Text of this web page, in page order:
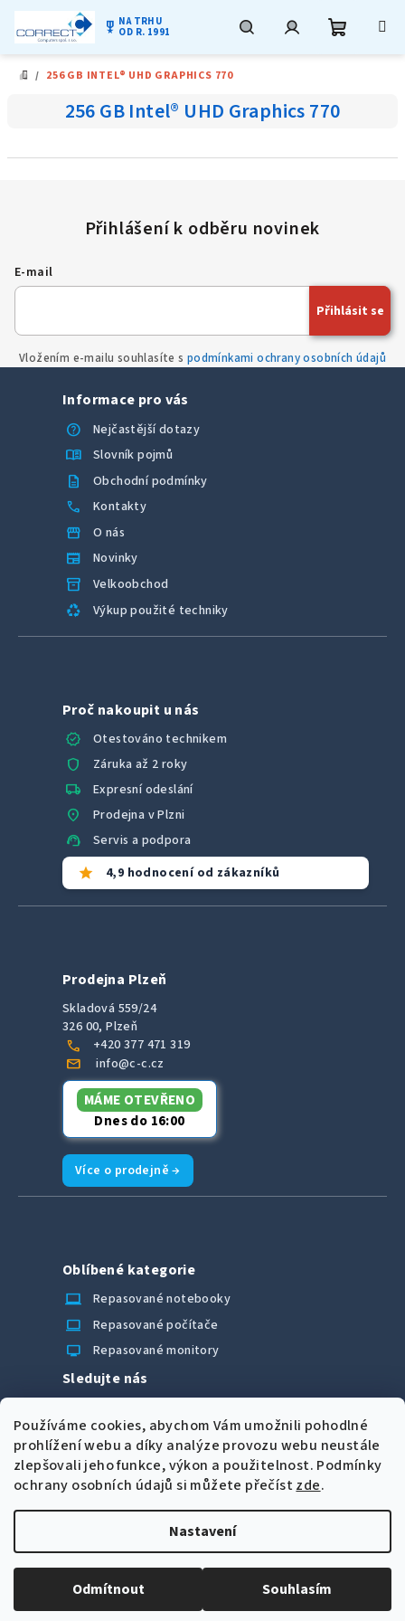
Používáme cookies, abychom Vám umožnili pohodlné
prohlížení webu a díky analýze provozu webu neustále
zlepšovali jeho funkce, výkon a použitelnost. Podmínky
ochrany osobních údajů si můžete přečíst zde.
Nastavení
Odmítnout Souhlasím
military_tech NA TRHU
OD R. 1991
košík
DOMŮ
/ 256 GB INTEL® UHD GRAPHICS 770
256 GB Intel® UHD Graphics 770
E-mail
Vložením e-mailu souhlasíte s podmínkami ochrany osobních údajů
Přihlásit se
Informace pro vás
help
Nejčastější dotazy
menu_book Slovník pojmů
description Obchodní podmínky
call Kontakty
storefront O nás
newspaper Novinky
inventory_2 Velkoobchod
recycling Výkup použité techniky
Proč nakoupit u nás
verified
Otestováno technikem
shield Záruka až 2 roky
local_shipping Expresní odeslání
location_on Prodejna v Plzni
support_agent Servis a podpora
star 4,9 hodnocení od zákazníků
Prodejna Plzeň
Skladová 559/24
326 00, Plzeň
call +420 377 471 319
mail info@c-c.cz
MÁME OTEVŘENO
Dnes do 16:00
Více o prodejně →
Oblíbené kategorie
laptop_chromebook
Repasované notebooky
computer Repasované počítače
monitor Repasované monitory
Sledujte nás
Možnosti úhrady
Upravit nastavení cookies
Vytvořil Shoptet